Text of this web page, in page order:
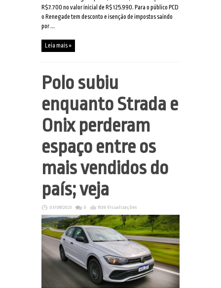
R$7.700 no valor inicial de R$ 125.990. Para o público PCD
o Renegade tem desconto e isenção de impostos saindo
por ...
Leia mais »
Polo subiu
enquanto Strada e
Onix perderam
espaço entre os
mais vendidos do
país; veja
03/08/2023 0 1539 Visualizações